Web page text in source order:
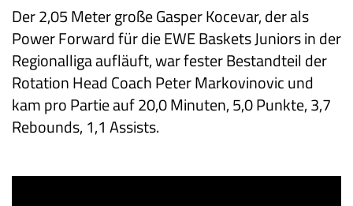
Der 2,05 Meter große Gasper Kocevar, der als
Power Forward für die EWE Baskets Juniors in der
Regionalliga aufläuft, war fester Bestandteil der
Rotation Head Coach Peter Markovinovic und
kam pro Partie auf 20,0 Minuten, 5,0 Punkte, 3,7
Rebounds, 1,1 Assists.